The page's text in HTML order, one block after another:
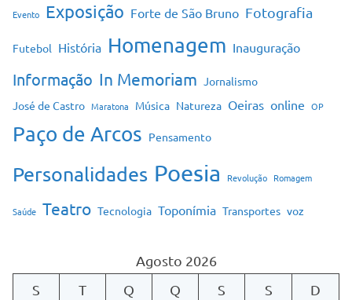
Evento Exposição Forte de São Bruno Fotografia
Futebol História Homenagem Inauguração
Informação In Memoriam Jornalismo
José de Castro Maratona Música Natureza Oeiras online OP
Paço de Arcos Pensamento
Personalidades Poesia Revolução Romagem
Saúde Teatro Tecnologia Toponímia Transportes voz
Agosto 2026
S
T Q Q S S D